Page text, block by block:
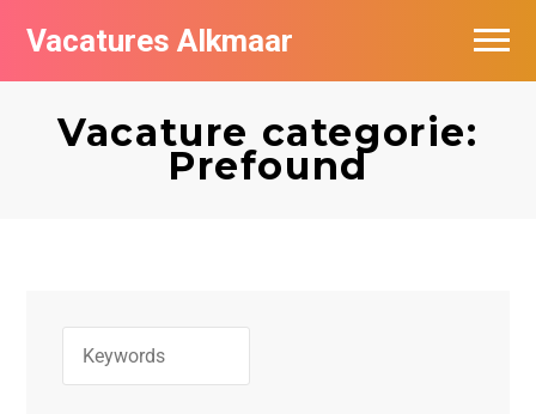
Vacatures Alkmaar
Vacature categorie:
Prefound
Vacatures per bedrijf
Nieuwsbrief feed